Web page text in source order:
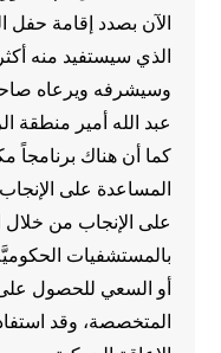
الآن بصدد إقامة حفل
الذي سيستفيد منه
وسيشرفه ويرعاه
عبد الله أمير منطقة
كما أن هناك برنامجاً
المساعدة على
على الإنجاب من
بالمستشفيات
أو السعي للحصول